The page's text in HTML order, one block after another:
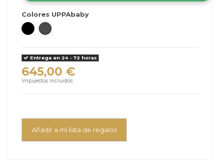
Colores UPPAbaby
JAKE - negro carbón
GREYSON - gris melange
Entrega en 24 - 72 horas
645,00 €
Impuestos incluidos
Añadir a mi lista de regalos